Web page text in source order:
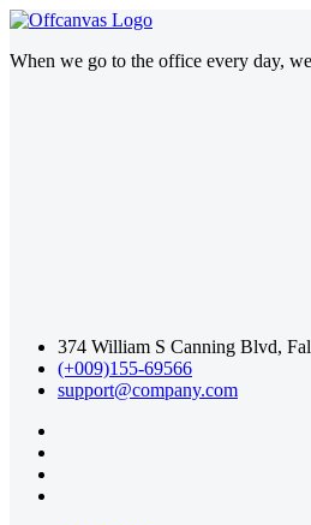
When we go to the office every day,
374 William S Canning Blvd,
(+009)155-69566
support@company.com